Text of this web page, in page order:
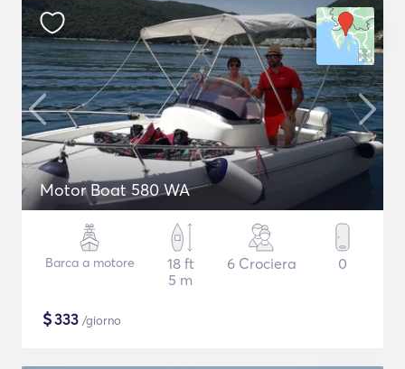
Motor Boat 580 WA
Barca a motore
18 ft
5 m
6 Crociera 0
$333 /giorno